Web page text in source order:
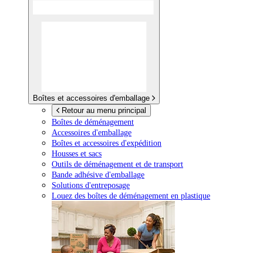
Boîtes et accessoires d'emballage
Retour au menu principal
Boîtes de déménagement
Accessoires d'emballage
Boîtes et accessoires d'expédition
Housses et sacs
Outils de déménagement et de transport
Bande adhésive d'emballage
Solutions d'entreposage
Louez des boîtes de déménagement en plastique